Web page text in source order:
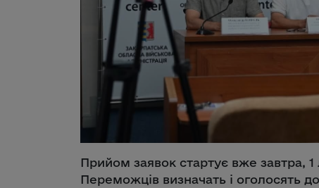
Прийом заявок стартує вже завтра,
Переможців визначать і оголосять